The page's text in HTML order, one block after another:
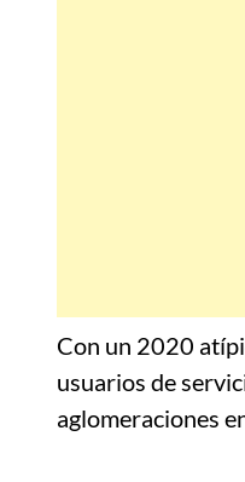
Con un 2020
usuarios de
aglomeraciones